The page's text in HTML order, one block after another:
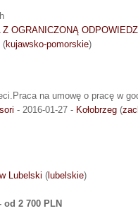
OGRANICZONĄ
(kujawsko-pomorskie)
na umowę o pracę w
- 2016-01-27 - Kołobrzeg (
Lubelski (lubelskie)
od 2 700 PLN